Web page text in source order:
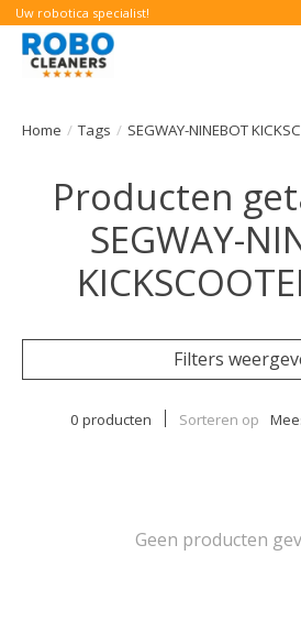
Uw robotica specialist!
Home / Tags / SEGWAY-NINEBOT
Producten
SEGWAY-
Filters
0 producten Sorteren op
Geen producten